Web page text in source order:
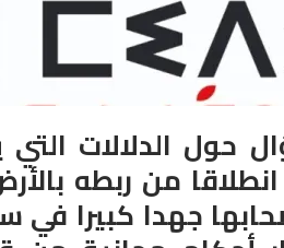
حول الدلالات
انطلاقا من ربطه
جهدا كبيرا